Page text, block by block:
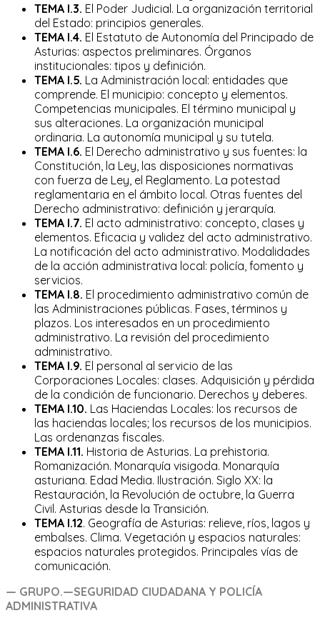
TEMA I.3. El Poder Judicial. La organización territorial
del Estado: principios generales.
TEMA I.4. El Estatuto de Autonomía del Principado de
Asturias: aspectos preliminares. Órganos
institucionales: tipos y definición.
TEMA I.5. La Administración local: entidades que
comprende. El municipio: concepto y elementos.
Competencias municipales. El término municipal y
sus alteraciones. La organización municipal
ordinaria. La autonomía municipal y su tutela.
TEMA I.6. El Derecho administrativo y sus fuentes: la
Constitución, la Ley, las disposiciones normativas
con fuerza de Ley, el Reglamento. La potestad
reglamentaria en el ámbito local. Otras fuentes del
Derecho administrativo: definición y jerarquía.
TEMA I.7. El acto administrativo: concepto, clases y
elementos. Eficacia y validez del acto administrativo.
La notificación del acto administrativo. Modalidades
de la acción administrativa local: policía, fomento y
servicios.
TEMA I.8. El procedimiento administrativo común de
las Administraciones públicas. Fases, términos y
plazos. Los interesados en un procedimiento
administrativo. La revisión del procedimiento
administrativo.
TEMA I.9. El personal al servicio de las
Corporaciones Locales: clases. Adquisición y pérdida
de la condición de funcionario. Derechos y deberes.
TEMA I.10. Las Haciendas Locales: los recursos de
las haciendas locales; los recursos de los municipios.
Las ordenanzas fiscales.
TEMA I.11. Historia de Asturias. La prehistoria.
Romanización. Monarquía visigoda. Monarquía
asturiana. Edad Media. Ilustración. Siglo XX: la
Restauración, la Revolución de octubre, la Guerra
Civil. Asturias desde la Transición.
TEMA I.12. Geografía de Asturias: relieve, ríos, lagos y
embalses. Clima. Vegetación y espacios naturales:
espacios naturales protegidos. Principales vías de
comunicación.
— GRUPO.—SEGURIDAD CIUDADANA Y POLICÍA
ADMINISTRATIVA